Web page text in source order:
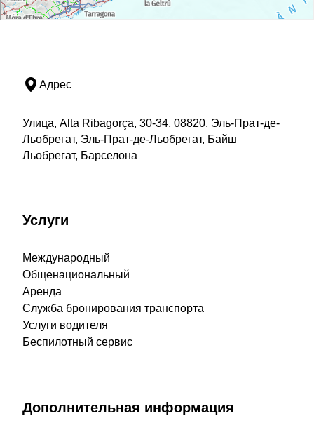
Адрес
Улица, Alta Ribagorça, 30-34, 08820, Эль-Прат-де-
Льобрегат, Эль-Прат-де-Льобрегат, Байш
Льобрегат, Барселона
Услуги
Международный
Общенациональный
Аренда
Служба бронирования транспорта
Услуги водителя
Беспилотный сервис
Дополнительная информация